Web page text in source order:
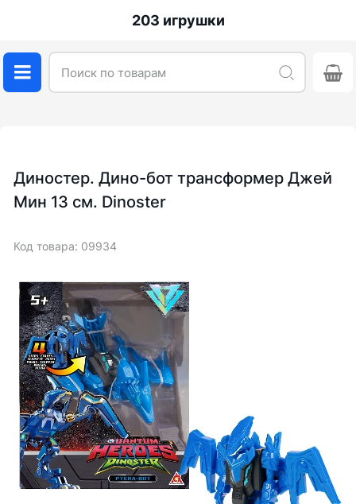
203 игрушки
Диностер. Дино-бот трансформер Джей
Мин 13 см. Dinoster
Код товара: 09934